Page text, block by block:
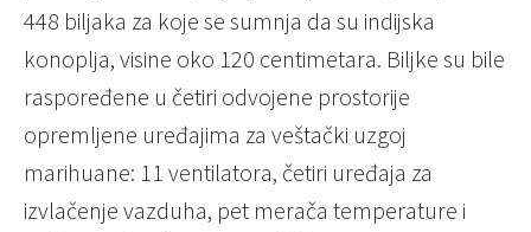
448 biljaka za koje se sumnja da su indijska
konoplja, visine oko 120 centimetara. Biljke su bile
raspoređene u četiri odvojene prostorije
opremljene uređajima za veštački uzgoj
marihuane: 11 ventilatora, četiri uređaja za
izvlačenje vazduha, pet merača temperature i